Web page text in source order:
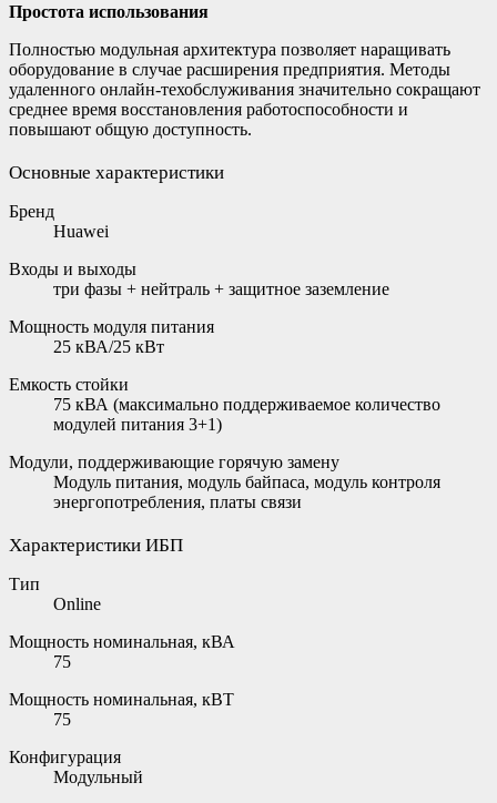
Простота использования
Полностью модульная архитектура позволяет наращивать
оборудование в случае расширения предприятия. Методы
удаленного онлайн-техобслуживания значительно сокращают
среднее время восстановления работоспособности и
повышают общую доступность.
Основные характеристики
Бренд
Huawei
Входы и выходы
три фазы + нейтраль + защитное заземление
Мощность модуля питания
25 кВА/25 кВт
Емкость стойки
75 кВА (максимально поддерживаемое количество
модулей питания 3+1)
Модули, поддерживающие горячую замену
Модуль питания, модуль байпаса, модуль контроля
энергопотребления, платы связи
Характеристики ИБП
Тип
Online
Мощность номинальная, кВА
75
Мощность номинальная, кВТ
75
Конфигурация
Модульный